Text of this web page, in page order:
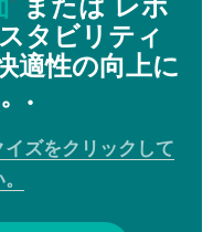
タビリティ
適性の向上に
.
ズをクリックして